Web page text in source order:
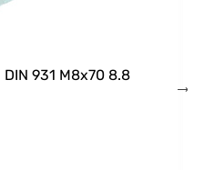
931 M8x70 8.8